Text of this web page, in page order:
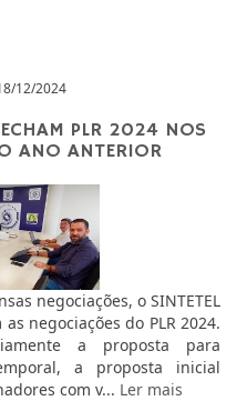
12/2024
PLR 2024 NOS
ANO ANTERIOR
negociações, o SINTETEL
negociações do PLR 2024.
a proposta para
a proposta inicial
com v... Ler mais